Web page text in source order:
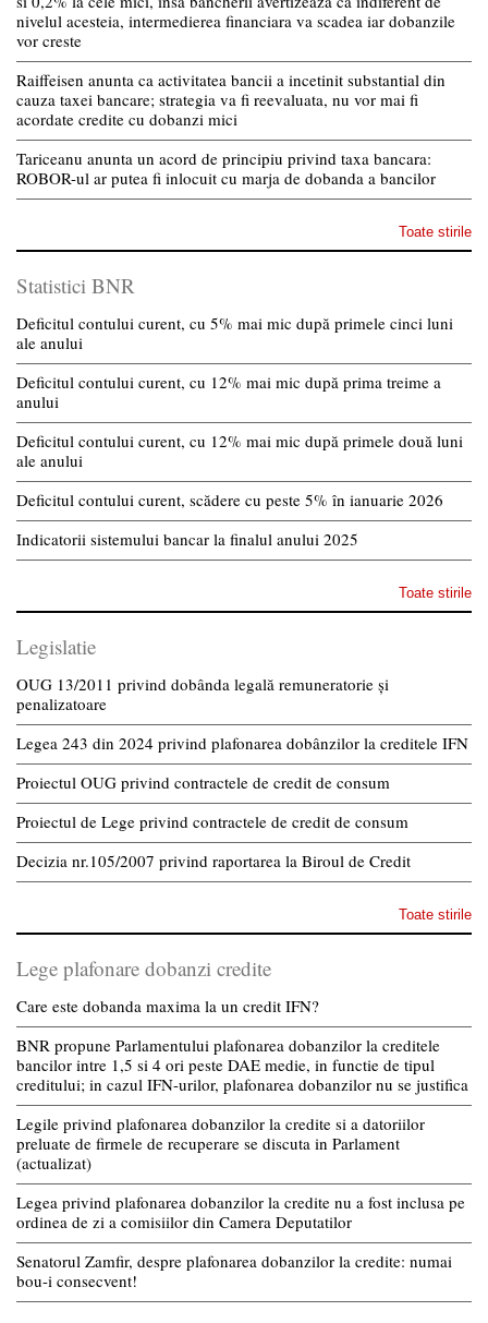
nivelul acesteia, intermedierea financiara va scadea iar dobanzile
vor creste
Raiffeisen anunta ca activitatea bancii a incetinit substantial din
cauza taxei bancare; strategia va fi reevaluata, nu vor mai fi
acordate credite cu dobanzi mici
Tariceanu anunta un acord de principiu privind taxa bancara:
ROBOR-ul ar putea fi inlocuit cu marja de dobanda a bancilor
Toate stirile
Statistici BNR
Deficitul contului curent, cu 5% mai mic după primele cinci luni
ale anului
Deficitul contului curent, cu 12% mai mic după prima treime a
anului
Deficitul contului curent, cu 12% mai mic după primele două luni
ale anului
Deficitul contului curent, scădere cu peste 5% în ianuarie 2026
Indicatorii sistemului bancar la finalul anului 2025
Toate stirile
Legislatie
OUG 13/2011 privind dobânda legală remuneratorie și
penalizatoare
Legea 243 din 2024 privind plafonarea dobânzilor la creditele IFN
Proiectul OUG privind contractele de credit de consum
Proiectul de Lege privind contractele de credit de consum
Decizia nr.105/2007 privind raportarea la Biroul de Credit
Toate stirile
Lege plafonare dobanzi credite
Care este dobanda maxima la un credit IFN?
BNR propune Parlamentului plafonarea dobanzilor la creditele
bancilor intre 1,5 si 4 ori peste DAE medie, in functie de tipul
creditului; in cazul IFN-urilor, plafonarea dobanzilor nu se justifica
Legile privind plafonarea dobanzilor la credite si a datoriilor
preluate de firmele de recuperare se discuta in Parlament
(actualizat)
Legea privind plafonarea dobanzilor la credite nu a fost inclusa pe
ordinea de zi a comisiilor din Camera Deputatilor
Senatorul Zamfir, despre plafonarea dobanzilor la credite: numai
bou-i consecvent!